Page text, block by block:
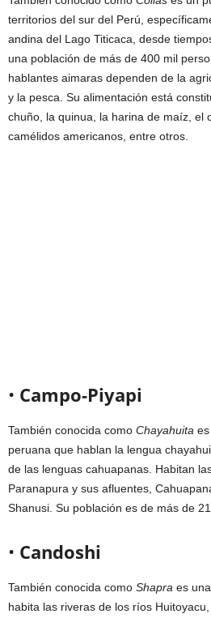
territorios del sur del Perú,
andina del Lago Titicaca, desde
una población de más de 400 mil
hablantes aimaras dependen de la
y la pesca. Su alimentación está
chuño, la quinua, la harina de maíz, el
camélidos americanos, entre otros.
• Campo-Piyapi
También conocida como Chayahuita
peruana que hablan la lengua
de las lenguas cahuapanas. Habitan
Paranapura y sus afluentes,
Shanusi. Su población es de más de
• Candoshi
También conocida como Shapra es
habita las riveras de los ríos